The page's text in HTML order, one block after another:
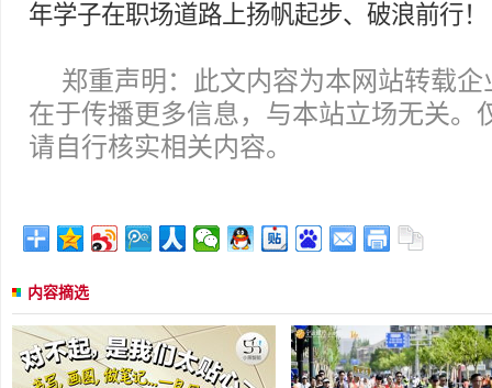
年学子在职场道路上扬帆起步、破浪前行！
郑重声明：此文内容为本网站转载
在于传播更多信息，与本站立场无关。
请自行核实相关内容。
内容摘选